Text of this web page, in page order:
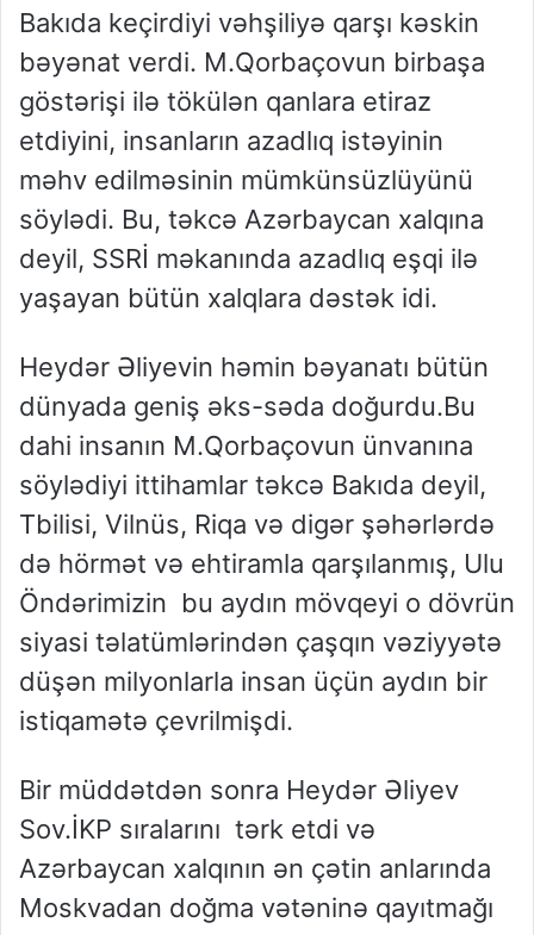
Bakıda keçirdiyi vəhşiliyə qarşı kəskin
bəyənat verdi. M.Qorbaçovun birbaşa
göstərişi ilə tökülən qanlara etiraz
etdiyini, insanların azadlıq istəyinin
məhv edilməsinin mümkünsüzlüyünü
söylədi. Bu, təkcə Azərbaycan xalqına
deyil, SSRİ məkanında azadlıq eşqi ilə
yaşayan bütün xalqlara dəstək idi.
Heydər Əliyevin həmin bəyanatı bütün
dünyada geniş əks-səda doğurdu.Bu
dahi insanın M.Qorbaçovun ünvanına
söylədiyi ittihamlar təkcə Bakıda deyil,
Tbilisi, Vilnüs, Riqa və digər şəhərlərdə
də hörmət və ehtiramla qarşılanmış, Ulu
Öndərimizin bu aydın mövqeyi o dövrün
siyasi təlatümlərindən çaşqın vəziyyətə
düşən milyonlarla insan üçün aydın bir
istiqamətə çevrilmişdi.
Bir müddətdən sonra Heydər Əliyev
Sov.İKP sıralarını tərk etdi və
Azərbaycan xalqının ən çətin anlarında
Moskvadan doğma vətəninə qayıtmağı